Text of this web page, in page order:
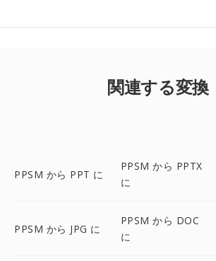
関連する変換
PPSM から PPT に
PPSM から PPTX
に
PPSM から JPG に
PPSM から DOC
に